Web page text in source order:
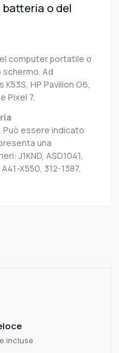
o del
computer portatile o
schermo. Ad
HP Pavilion G6,
Pixel 7.
essere indicato
una
J1KND, ASD1041,
X550, 312-1387,
incluse